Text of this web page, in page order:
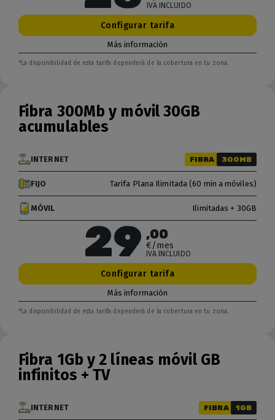
IVA INCLUIDO
Configurar tarifa
Más información
*La disponibilidad de esta tarifa dependerá de la cobertura en tu zona.
Fibra 300Mb y móvil 30GB
acumulables
INTERNET FIBRA 300MB
FIJO Tarifa Plana Ilimitada (60 min a móviles)
MÓVIL Ilimitadas + 30GB
29 ,00
€/mes
IVA INCLUIDO
Configurar tarifa
Más información
*La disponibilidad de esta tarifa dependerá de la cobertura en tu zona.
Fibra 1Gb y 2 líneas móvil GB
infinitos + TV
INTERNET FIBRA 1GB